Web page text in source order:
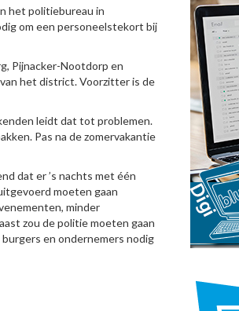
het politiebureau in
om een personeelstekort bij
Pijnacker-Nootdorp en
het district. Voorzitter is de
leidt dat tot problemen.
Pas na de zomervakantie
dat er ’s nachts met één
moeten gaan
minder
zou de politie moeten gaan
en ondernemers nodig